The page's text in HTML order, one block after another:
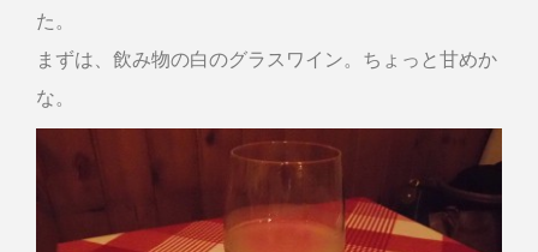
た。
まずは、飲み物の白のグラスワイン。ちょっと甘めか
な。